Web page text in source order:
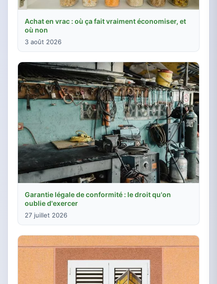
Achat en vrac : où ça fait vraiment économiser, et
où non
3 août 2026
Garantie légale de conformité : le droit qu'on
oublie d'exercer
27 juillet 2026